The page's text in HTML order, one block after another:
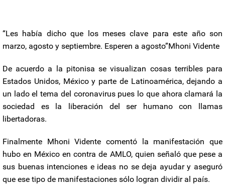
“Les había dicho que los meses clave para este año son
marzo, agosto y septiembre. Esperen a agosto”Mhoni Vidente
De acuerdo a la pitonisa se visualizan cosas terribles para
Estados Unidos, México y parte de Latinoamérica, dejando a
un lado el tema del coronavirus pues lo que ahora clamará la
sociedad es la liberación del ser humano con llamas
libertadoras.
Finalmente Mhoni Vidente comentó la manifestación que
hubo en México en contra de AMLO, quien señaló que pese a
sus buenas intenciones e ideas no se deja ayudar y aseguró
que ese tipo de manifestaciones sólo logran dividir al país.